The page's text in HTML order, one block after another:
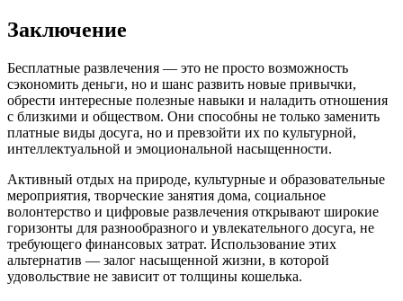
Заключение
Бесплатные развлечения — это не просто возможность
сэкономить деньги, но и шанс развить новые привычки,
обрести интересные полезные навыки и наладить отношения
с близкими и обществом. Они способны не только заменить
платные виды досуга, но и превзойти их по культурной,
интеллектуальной и эмоциональной насыщенности.
Активный отдых на природе, культурные и образовательные
мероприятия, творческие занятия дома, социальное
волонтерство и цифровые развлечения открывают широкие
горизонты для разнообразного и увлекательного досуга, не
требующего финансовых затрат. Использование этих
альтернатив — залог насыщенной жизни, в которой
удовольствие не зависит от толщины кошелька.